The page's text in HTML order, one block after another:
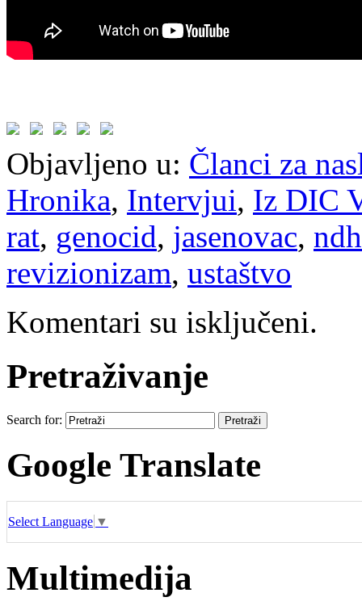
Objavljeno u: Članci za
Hronika, Intervjui, Iz DIC
rat, genocid, jasenovac, ndh
revizionizam, ustaštvo
Komentari su isključeni.
Pretraživanje
Search for:
Google Translate
Select Language ▼
Multimedija